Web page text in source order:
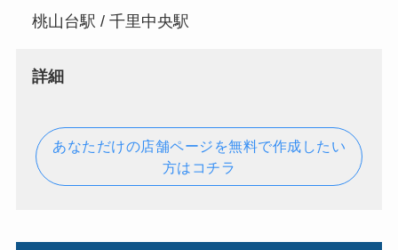
桃山台駅 / 千里中央駅
詳細
あなただけの店舗ページを無料で作成したい
方はコチラ